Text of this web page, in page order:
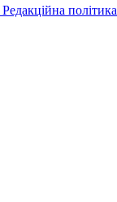
Редакційна політика